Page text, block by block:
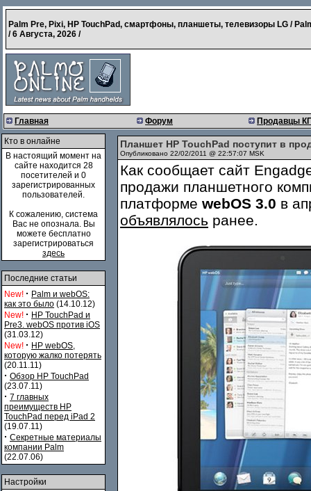
Palm Pre, Pixi, HP TouchPad, смартфоны, планшеты, телевизоры LG /
/6 Августа, 2026 /
Главная Форум Продавцы
Кто в онлайне
В настоящий момент на
сайте находится 28
посетителей и 0
зарегистрированных
пользователей.
К сожалению, система
Вас не опознала. Вы
можете бесплатно
зарегистрироваться
здесь
Последние статьи
New! · Palm и webOS:
как это было (14.10.12)
New! · HP TouchPad и
Pre3. webOS против iOS
(31.03.12)
New! · HP webOS,
которую жалко потерять
(20.11.11)
· Обзор HP TouchPad
(23.07.11)
· 7 главных
преимуществ HP
TouchPad перед iPad 2
(19.07.11)
· Секретные материалы
компании Palm
(22.07.06)
Настройки
Планшет HP TouchPad поступит в
Опубликовано 22/02/2011 @ 22:57:07 MSK
Как сообщает сайт
продажи планшетного
платформе webOS 3.0 в
объявлялось ранее.